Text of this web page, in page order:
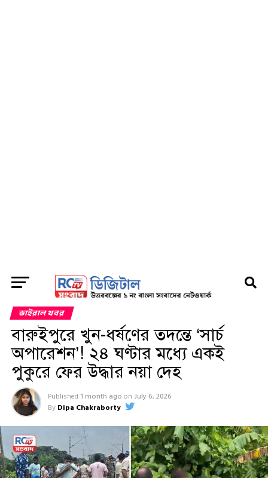
ভাইরাল খবর
বারুইপুরে খুন-ধর্ষণের তদন্তে ‘সার্চ
অপারেশন’! ২৪ ঘণ্টার মধ্যে একই
পুকুরে ফের উদ্ধার নয়া দেহ
Published 1 month ago on July 6, 2026
By Dipa Chakraborty